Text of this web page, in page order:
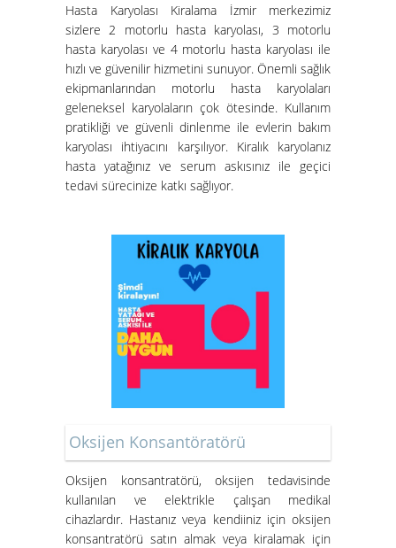
Hasta Karyolası Kiralama
Hizmeti
Hasta Karyolası Kiralama İzmir merkezimiz
sizlere 2 motorlu hasta karyolası, 3 motorlu
hasta karyolası ve 4 motorlu hasta karyolası ile
hızlı ve güvenilir hizmetini sunuyor. Önemli sağlık
ekipmanlarından motorlu hasta karyolaları
geleneksel karyolaların çok ötesinde. Kullanım
pratikliği ve güvenli dinlenme ile evlerin bakım
karyolası ihtiyacını karşılıyor. Kiralık karyolanız
hasta yatağınız ve serum askısınız ile geçici
tedavi sürecinize katkı sağlıyor.
Oksijen Konsantöratörü
Oksijen konsantratörü, oksijen tedavisinde
kullanılan ve elektrikle çalışan medikal
cihazlardır. Hastanız veya kendiiniz için oksijen
konsantratörü satın almak veya kiralamak için